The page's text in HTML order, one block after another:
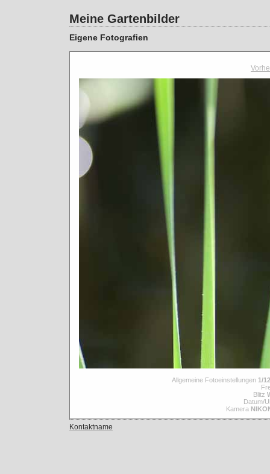
Meine Gartenbilder
Eigene Fotografien
Allgemeine Fotoeinstellungen 1/
Blitz
Datum/
Kamera
Kontaktname